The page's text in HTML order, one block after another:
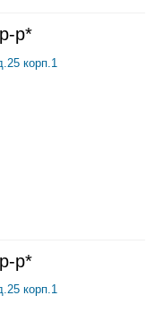
р*
корп.1
р*
корп.1